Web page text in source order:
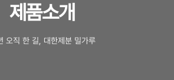
제품소개
오직 한 길, 대한제분 밀가루